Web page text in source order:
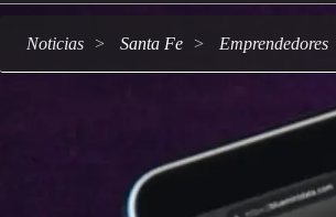
Noticias Santa Fe emprendedores